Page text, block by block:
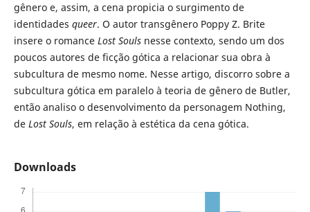
gênero e, assim, a cena propicia o surgimento de
identidades queer. O autor transgênero Poppy Z. Brite
insere o romance Lost Soulsnesse contexto, sendo um dos
poucos autores de ficção gótica a relacionar sua obra à
subcultura de mesmo nome. Nesse artigo, discorro sobre a
subcultura gótica em paralelo à teoria de gênero de Butler,
então analiso o desenvolvimento da personagem Nothing,
deLost Souls, em relação à estética da cena gótica.
Downloads